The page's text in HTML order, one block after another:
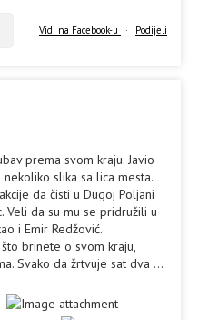
Vidi na Facebook-u · Podijeli
prema svom kraju. Javio
slika sa lica mesta.
da čisti u Dugoj Poljani
Veli da su mu se pridružili u
i Emir Redžović.
brinete o svom kraju,
Svako da žrtvuje sat dva ...